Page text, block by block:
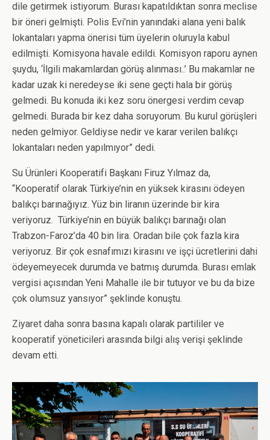
dile getirmek istiyorum. Burası kapatıldıktan sonra meclise
bir öneri gelmişti. Polis Evi’nin yanındaki alana yeni balık
lokantaları yapma önerisi tüm üyelerin oluruyla kabul
edilmişti. Komisyona havale edildi. Komisyon raporu aynen
şuydu, ‘İlgili makamlardan görüş alınması..’ Bu makamlar ne
kadar uzak ki neredeyse iki sene geçti hala bir görüş
gelmedi. Bu konuda iki kez soru önergesi verdim cevap
gelmedi. Burada bir kez daha soruyorum. Bu kurul görüşleri
neden gelmiyor. Geldiyse nedir ve karar verilen balıkçı
lokantaları neden yapılmıyor” dedi.
Su Ürünleri Kooperatifi Başkanı Firuz Yılmaz da,
“Kooperatif olarak Türkiye’nin en yüksek kirasını ödeyen
balıkçı barınağıyız. Yüz bin liranın üzerinde bir kira
veriyoruz. Türkiye’nin en büyük balıkçı barınağı olan
Trabzon-Faroz’da 40 bin lira. Oradan bile çok fazla kira
veriyoruz. Bir çok esnafımızı kirasını ve işçi ücretlerini dahi
ödeyemeyecek durumda ve batmış durumda. Burası emlak
vergisi açısından Yeni Mahalle ile bir tutuyor ve bu da bize
çok olumsuz yansıyor” şeklinde konuştu.
Ziyaret daha sonra basına kapalı olarak partililer ve
kooperatif yöneticileri arasında bilgi alış verişi şeklinde
devam etti.